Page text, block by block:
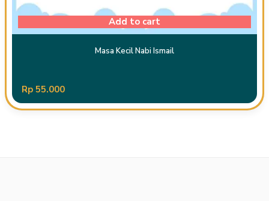
Add to cart
Masa Kecil Nabi Ismail
Rp 55.000